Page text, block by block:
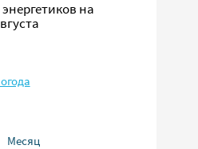
на
Месяц